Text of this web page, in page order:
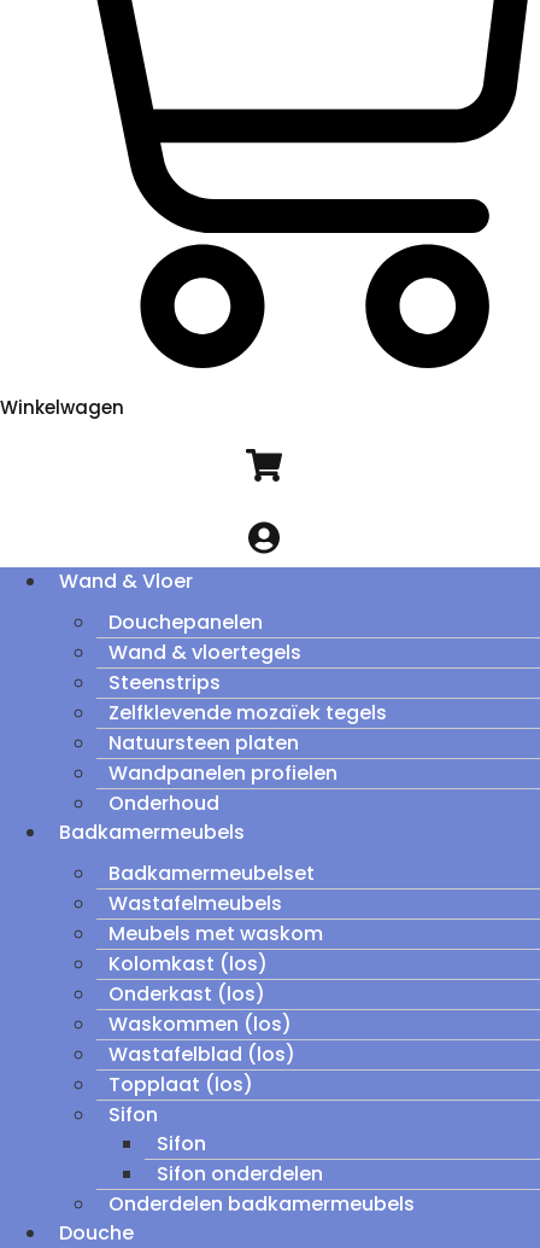
Winkelwagen
Wand & Vloer
Douchepanelen
Wand & vloertegels
Steenstrips
Zelfklevende mozaïek tegels
Natuursteen platen
Wandpanelen profielen
Onderhoud
Badkamermeubels
Badkamermeubelset
Wastafelmeubels
Meubels met waskom
Kolomkast (los)
Onderkast (los)
Waskommen (los)
Wastafelblad (los)
Topplaat (los)
Sifon
Sifon
Sifon onderdelen
Onderdelen badkamermeubels
Douche